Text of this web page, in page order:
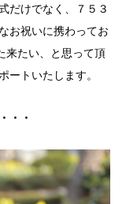
だけでなく、７５３
お祝いに携わってお
来たい、と思って頂
ートいたします。
・・